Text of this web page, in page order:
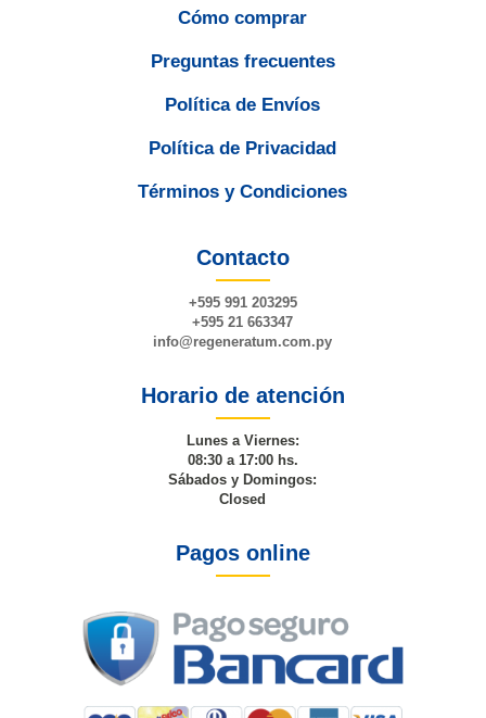
Cómo comprar
Preguntas frecuentes
Política de Envíos
Política de Privacidad
Términos y Condiciones
Contacto
+595 991 203295
+595 21 663347
info@regeneratum.com.py
Horario de atención
Lunes a Viernes:
08:30 a 17:00 hs.
Sábados y Domingos:
Closed
Pagos online